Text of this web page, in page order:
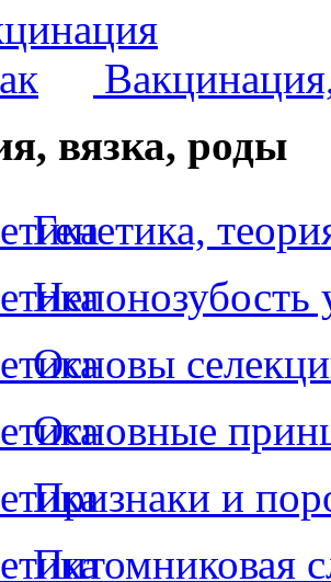
вязка, роды
Генетика,
Непонозубость
Основы
Основные
Признаки и
Питомниковая